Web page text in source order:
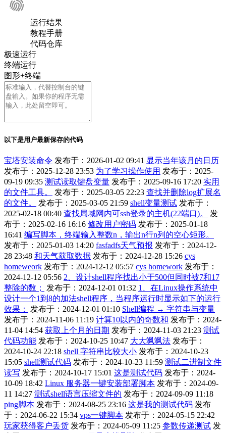
运行结果
教程手册
代码仓库
极速运行
终端运行
图形+终端
以下是用户最新保存的代码
宝塔安装命令 发布于：2026-01-02 09:41 显示当年该月的日历
发布于：2025-12-28 23:53 为了学习操作使用 发布于：2025-
09-19 09:35 测试读取键盘变量 发布于：2025-09-16 17:20 实用
的文件工具。
发布于：2025-03-05 22:23 查找并删除log扩展名
的文件。
发布于：2025-03-05 21:59 shell变量测试 发布于：
2025-02-18 00:40 查找局域网内可ssh登录的主机(22端口)。
发
布于：2025-02-16 16:16 修改用户密码 发布于：2025-01-18
16:41 编写脚本，终端输入整数n，输出n行n列的空心矩形。
发布于：2025-01-03 14:20 fasfadfs天气预报 发布于：2024-12-
28 23:48 和天气获取数据 发布于：2024-12-28 15:26 cys
homeweork 发布于：2024-12-12 05:57 cys homework 发布于：
2024-12-12 05:56 2、设计shell程序找出小于500但同时被7和17
整除的数；
发布于：2024-12-01 01:32 1、在Linux操作系统中
设计一个1到8的加法shell程序，当程序运行时显示如下的运行
效果：
发布于：2024-12-01 01:10 Shell编程 → 字符串与变量
发布于：2024-11-06 11:19 计算10以内的奇数和 发布于：2024-
11-04 14:54 获取上个月的日期 发布于：2024-11-03 21:23 测试
代码功能 发布于：2024-10-25 10:47 大大飒飒法 发布于：
2024-10-24 22:18 shell 字符串比较大小 发布于：2024-10-23
15:05 shell测试代码 发布于：2024-10-23 11:59 测试二进制文件
读写 发布于：2024-10-17 15:01 这是测试代码 发布于：2024-
10-09 18:42 Linux 服务器一键安装部署脚本 发布于：2024-09-
11 14:27 测试shell语言压缩文件的 发布于：2024-09-09 11:18
ping脚本 发布于：2024-08-25 23:16 这是我的测试代码 发布
于：2024-06-22 15:34 vps一键脚本 发布于：2024-05-15 22:42
玩家获得客户丢货 发布于：2024-05-09 11:25 参数传递测试 发